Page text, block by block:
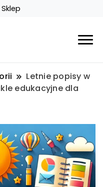
Sklep
Letnie popisy w
edukacyjne dla